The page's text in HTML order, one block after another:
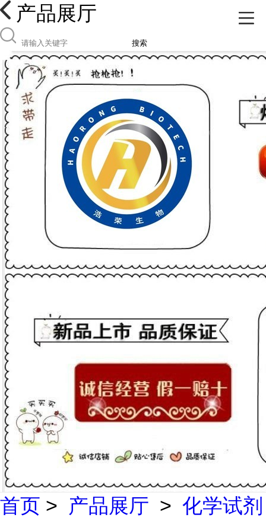
产品展厅
搜索
首页 > 产品展厅 > 化学试剂